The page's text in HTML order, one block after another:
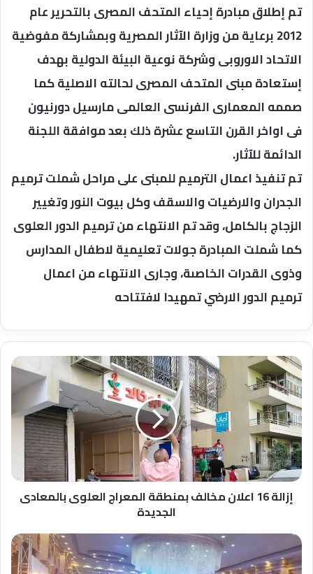
تم إطلاق مبادرة إحياء المتحف المصرى بالتحرير عام
2012 برعاية من وزارة الآثار المصرية وبمشاركة مفوضية
الاتحاد الاوروبى وشركة نوعية البيئة الدولية بهدف
إستعادة مبنى المتحف المصرى لحالته الاصلية كما
صممه المعمارى الفرنسى العالمى مارسيل دورنيون
فى اواخر القرن التاسع عشرة ذلك بعد موافقة اللجنة
الدائمة للآثار.
تم تنفيذ اعمال الترميم للمبنى على مراحل شملت ترميم
الجدران والارضيات والاسقف وكل بيوت النور وتغيير
الزجاج بالكامل، وقد تم الانتهاء من ترميم الدور العلوى
كما شملت المبادرة جولات تعليمية لاطفال المدارس
وذوى القدرات الخاصىة، وجارى الانتهاء من اعمال
ترميم الدور الارضي تمهيدا لافتتاحه
إزالة
16
اعلان
مخالف
بمنطقة
المعراج
العلوى
بالمعادى
الجديدة
إزالة 16 اعلان مخالف بمنطقة المعراج العلوى بالمعادى
الجديدة
انطلاق
فعاليات
مؤتمر